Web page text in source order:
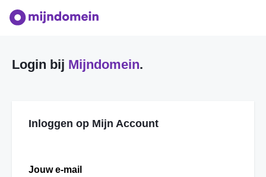
Login bij Mijndomein.
Inloggen op Mijn Account
Jouw e-mail